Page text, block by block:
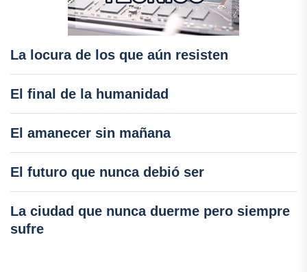
La locura de los que aún resisten
El final de la humanidad
El amanecer sin mañana
El futuro que nunca debió ser
La ciudad que nunca duerme pero siempre
sufre